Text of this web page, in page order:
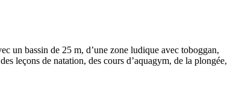
un bassin de 25 m, d’une zone ludique avec toboggan,
leçons de natation, des cours d’aquagym, de la plongée,